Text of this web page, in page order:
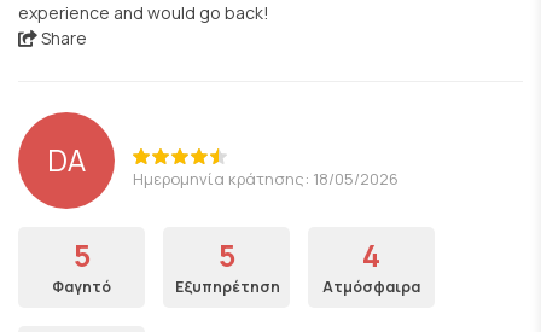
experience and would go back!
Share
DA Ημερομηνία κράτησης: 18/05/2026
5
Φαγητό
5
Εξυπηρέτηση
4
Ατμόσφαιρα